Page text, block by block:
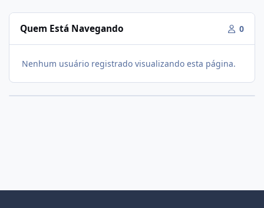
Quem Está Navegando 0
Nenhum usuário registrado visualizando esta página.